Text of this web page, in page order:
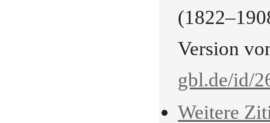
Version
gbl.de/id/
Weitere